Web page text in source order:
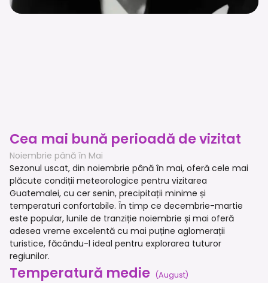
Cea mai bună perioadă de vizitat
Noiembrie până în Mai
Sezonul uscat, din noiembrie până în mai, oferă cele mai
plăcute condiții meteorologice pentru vizitarea
Guatemalei, cu cer senin, precipitații minime și
temperaturi confortabile. În timp ce decembrie-martie
este popular, lunile de tranziție noiembrie și mai oferă
adesea vreme excelentă cu mai puține aglomerații
turistice, făcându-l ideal pentru explorarea tuturor
regiunilor.
Temperatură medie (August)